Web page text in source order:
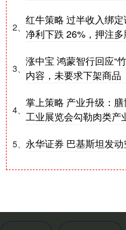
2、
红牛策略 过半收入绑
净利下跌 26%，押注
3、
涨中宝 鸿蒙智行回应“
内容，未要求下架商品
4、
掌上策略 产业升级：
工业展览会勾勒肉类产
5、 永华证券 巴基斯坦发